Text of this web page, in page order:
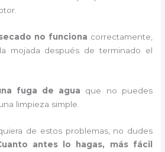
no funciona correctamente,
mojada después de terminado el
fuga de agua que no puedes
limpieza simple.
de estos problemas, no dudes
antes lo hagas, más fácil